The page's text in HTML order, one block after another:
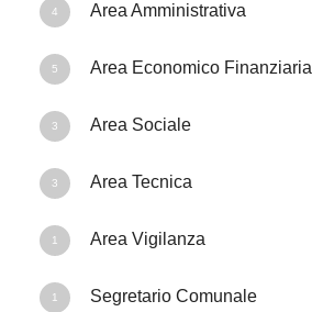
l
4 Area Amministrativa
5 Area Economico Finanziaria
3 Area Sociale
3 Area Tecnica
1 Area Vigilanza
1 Segretario Comunale